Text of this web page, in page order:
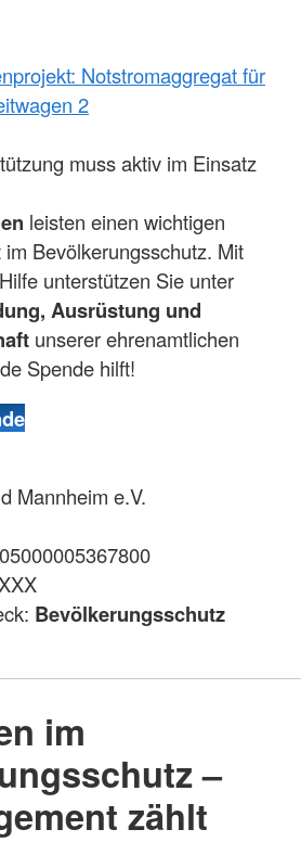
Notstromaggregat für
2
muss aktiv im Einsatz
leisten einen wichtigen
Bevölkerungsschutz. Mit
unterstützen Sie unter
Ausrüstung und
unserer ehrenamtlichen
Spende hilft!
Mannheim e.V.
Bevölkerungsschutz
im
–
zählt